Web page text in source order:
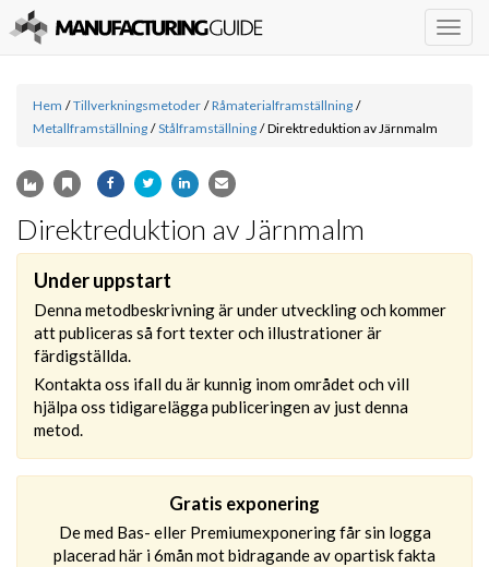
Hem / Tillverkningsmetoder / Råmaterialframställning /
Metallframställning / Stålframställning / Direktreduktion av Järnmalm
Direktreduktion av Järnmalm
Under uppstart
Denna metodbeskrivning är under utveckling och kommer
att publiceras så fort texter och illustrationer är
färdigställda.
Kontakta oss ifall du är kunnig inom området och vill
hjälpa oss tidigarelägga publiceringen av just denna
metod.
Gratis exponering
De med Bas- eller Premiumexponering får sin logga
placerad här i 6mån mot bidragande av opartisk fakta